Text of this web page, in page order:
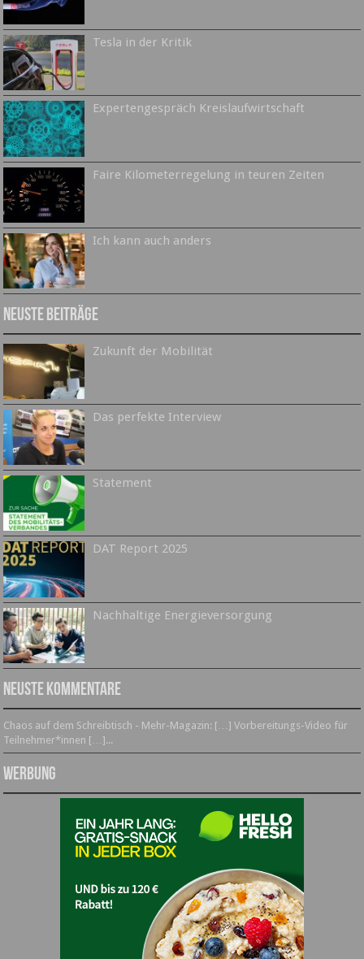
Tesla in der Kritik
Expertengespräch Kreislaufwirtschaft
Faire Kilometerregelung in teuren Zeiten
Ich kann auch anders
Neuste Beiträge
Zukunft der Mobilität
Das perfekte Interview
Statement
DAT Report 2025
Nachhaltige Energieversorgung
Neuste Kommentare
Chaos auf dem Schreibtisch - Mehr-Magazin: […] Vorbereitungs-Video für
Teilnehmer*innen […]...
Werbung